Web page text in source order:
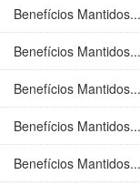
Benefícios Mantidos...
Benefícios Mantidos...
Benefícios Mantidos...
Benefícios Mantidos...
Benefícios Mantidos...